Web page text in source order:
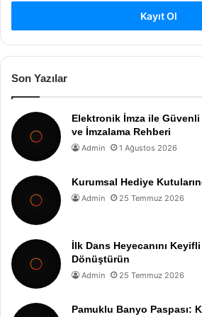
Kayıt Ol
Son Yazılar
Elektronik İmza ile
ve İmzalama Rehberi
Admin 1 Ağustos 2026
Kurumsal Hediye
Admin 25 Temmuz 2026
İlk Dans Heyecanını
Dönüştürün
Admin 25 Temmuz 2026
Pamuklu Banyo Paspası: